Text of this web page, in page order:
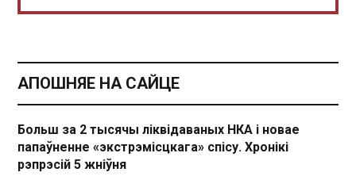
АПОШНЯЕ НА САЙЦЕ
Больш за 2 тысячы ліквідаваных НКА і новае
папаўненне «экстрэмісцкага» спісу. Хронікі
рэпрэсій 5 жніўня